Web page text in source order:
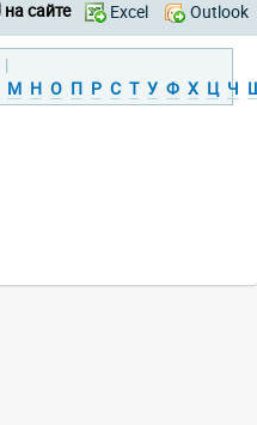
на сайте Excel Outlook
|
М Н О П Р С Т У Ф Х Ц Ч